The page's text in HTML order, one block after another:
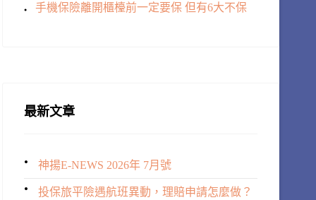
手機保險離開櫃檯前一定要保 但有6大不保
最新文章
神揚E-NEWS 2026年 7月號
投保旅平險遇航班異動，理賠申請怎麼做？